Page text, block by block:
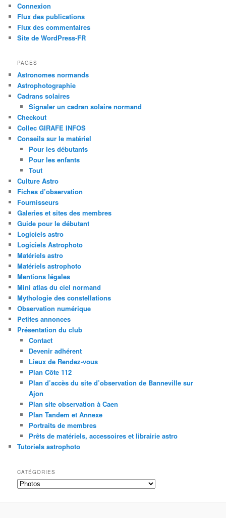
Connexion
Flux des publications
Flux des commentaires
Site de WordPress-FR
PAGES
Astronomes normands
Astrophotographie
Cadrans solaires
Signaler un cadran solaire normand
Checkout
Collec GIRAFE INFOS
Conseils sur le matériel
Pour les débutants
Pour les enfants
Tout
Culture Astro
Fiches d’observation
Fournisseurs
Galeries et sites des membres
Guide pour le débutant
Logiciels astro
Logiciels Astrophoto
Matériels astro
Matériels astrophoto
Mentions légales
Mini atlas du ciel normand
Mythologie des constellations
Observation numérique
Petites annonces
Présentation du club
Contact
Devenir adhérent
Lieux de Rendez-vous
Plan Côte 112
Plan d’accès du site d’observation de Banneville sur
Ajon
Plan site observation à Caen
Plan Tandem et Annexe
Portraits de membres
Prêts de matériels, accessoires et librairie astro
Tutoriels astrophoto
CATÉGORIES
Catégories